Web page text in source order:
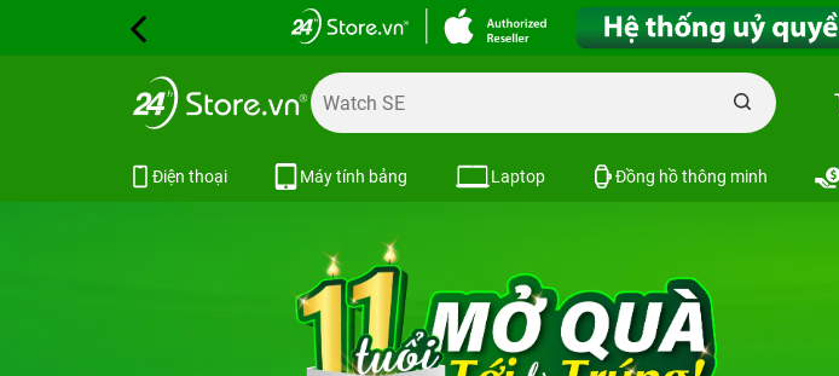
Điện thoại Máy tính bảng Laptop Đồng hồ thông minh